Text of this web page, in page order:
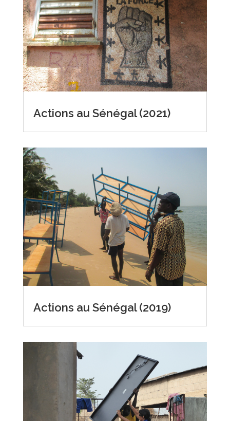
Actions au Sénégal (2021)
Actions au Sénégal (2019)